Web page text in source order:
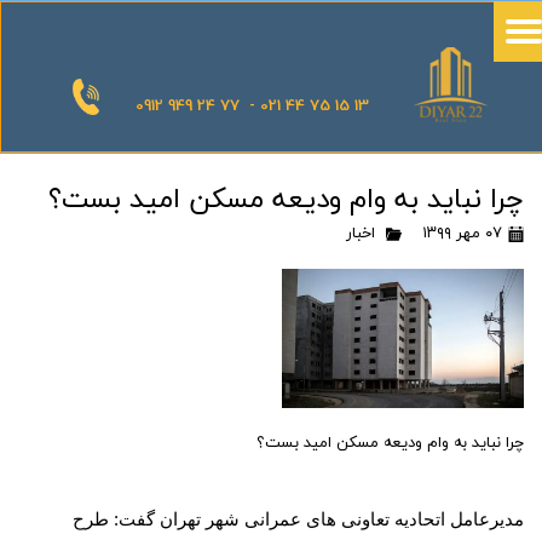
0912 949 24 77 - 021 44 75 15 13
چرا نباید به وام ودیعه مسکن امید بست؟
۰۷ مهر ۱۳۹۹ اخبار
چرا نباید به وام ودیعه مسکن امید بست؟
مدیرعامل اتحادیه تعاونی های عمرانی شهر تهران گفت: طرح